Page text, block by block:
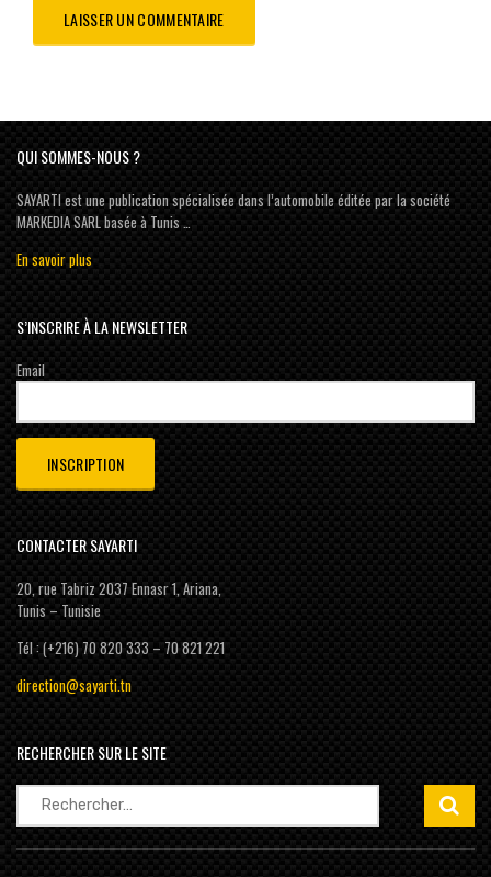
QUI SOMMES-NOUS ?
SAYARTI est une publication spécialisée dans l’automobile éditée par la société
MARKEDIA SARL basée à Tunis …
En savoir plus
S’INSCRIRE À LA NEWSLETTER
Email
CONTACTER SAYARTI
20, rue Tabriz 2037 Ennasr 1, Ariana,
Tunis – Tunisie
Tél : (+216) 70 820 333 – 70 821 221
direction@sayarti.tn
RECHERCHER SUR LE SITE
Rechercher :